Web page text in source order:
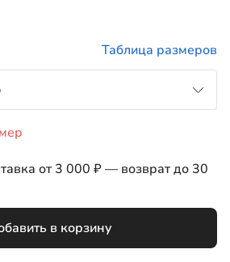
Таблица размеров
от 3 000 ₽ — возврат до 30
в корзину